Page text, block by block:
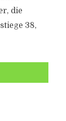
die
38,